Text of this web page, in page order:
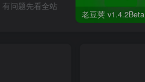
问题先看全站
老豆荚 v1.4.2Beta